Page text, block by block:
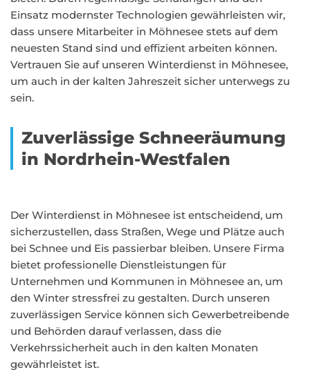
Einsatz modernster Technologien gewährleisten wir,
dass unsere Mitarbeiter in Möhnesee stets auf dem
neuesten Stand sind und effizient arbeiten können.
Vertrauen Sie auf unseren Winterdienst in Möhnesee,
um auch in der kalten Jahreszeit sicher unterwegs zu
sein.
Zuverlässige Schneeräumung
in Nordrhein-Westfalen
Der Winterdienst in Möhnesee ist entscheidend, um
sicherzustellen, dass Straßen, Wege und Plätze auch
bei Schnee und Eis passierbar bleiben. Unsere Firma
bietet professionelle Dienstleistungen für
Unternehmen und Kommunen in Möhnesee an, um
den Winter stressfrei zu gestalten. Durch unseren
zuverlässigen Service können sich Gewerbetreibende
und Behörden darauf verlassen, dass die
Verkehrssicherheit auch in den kalten Monaten
gewährleistet ist.